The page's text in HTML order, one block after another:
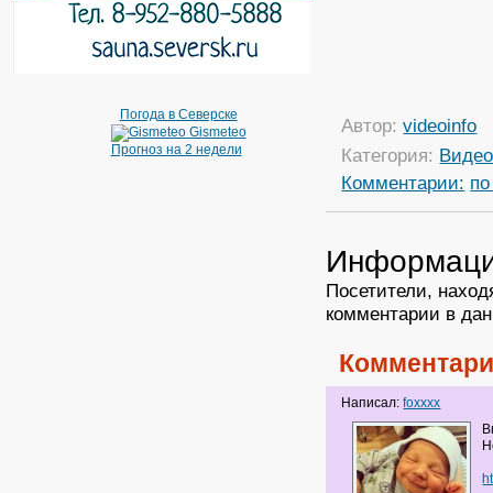
Погода в Северске
Gismeteo
Прогноз на 2 недели
Автор:videoinfo
Категория: Видео
Комментарии:
Посетители,
комментарии в
Написал:foxxxx